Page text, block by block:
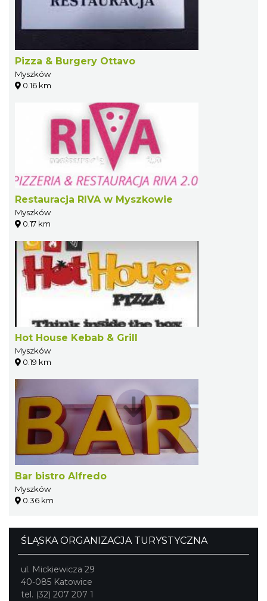
Pizza & Burgery Ottavo
Myszków
0.16 km
Restauracja RIVA w Myszkowie
Myszków
0.17 km
Hot House Kebab & Grill
Myszków
0.19 km
Bar bistro Alfredo
Myszków
0.36 km
ŚLĄSKA ORGANIZACJA TURYSTYCZNA
ul. Mickiewicza 29
40-085 Katowice
tel. (32) 207 207 1